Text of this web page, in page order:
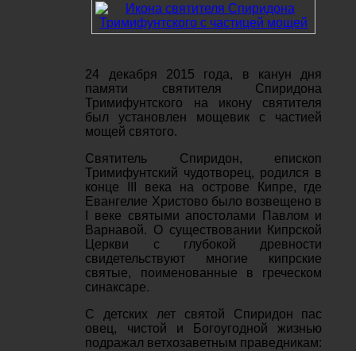
24 декабря 2015 года, в канун дня
памяти святителя Спиридона
Тримифунтского на икону святителя
был установлен мощевик с частией
мощей святого.
Святитель Спиридон, епископ
Тримифунтский чудотворец, родился в
конце III века на острове Кипре, где
Евангелие Христово было возвещено в
I веке святыми апостолами Павлом и
Варнавой. О существовании Кипрской
Церкви с глубокой древности
свидетельствуют многие кипрские
святые, поименованные в греческом
синаксаре.
С детских лет святой Спиридон пас
овец, чистой и Богоугодной жизнью
подражал ветхозаветным праведникам: